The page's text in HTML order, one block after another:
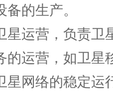
的生产。
星运营，负责卫
的运营，如卫星
星网络的稳定运